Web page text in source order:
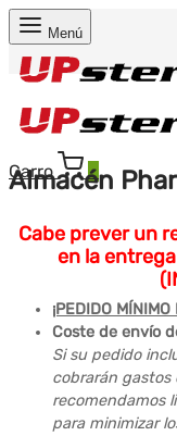
Menú
Carro 0
Almacén
Cabe prever un
en la
¡PEDIDO
Coste de envío
Si su pedido
cobrarán gastos
recomendamos
para minimizar